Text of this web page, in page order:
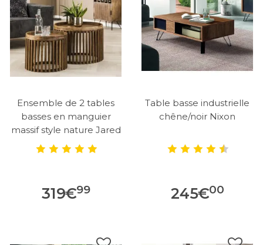
Ensemble de 2 tables
basses en manguier
massif style nature Jared
319€99
Table basse industrielle
chêne/noir Nixon
245€00